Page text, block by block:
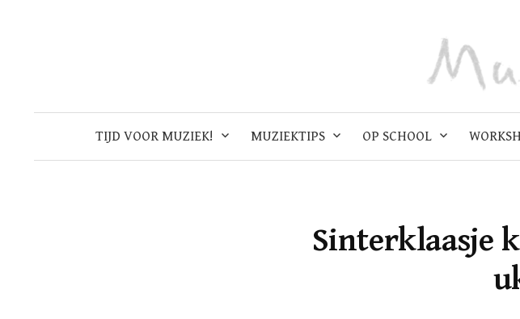
TIJD VOOR MUZIEK! MUZIEKTIPS OP SCHOOL
Sinterklaasje